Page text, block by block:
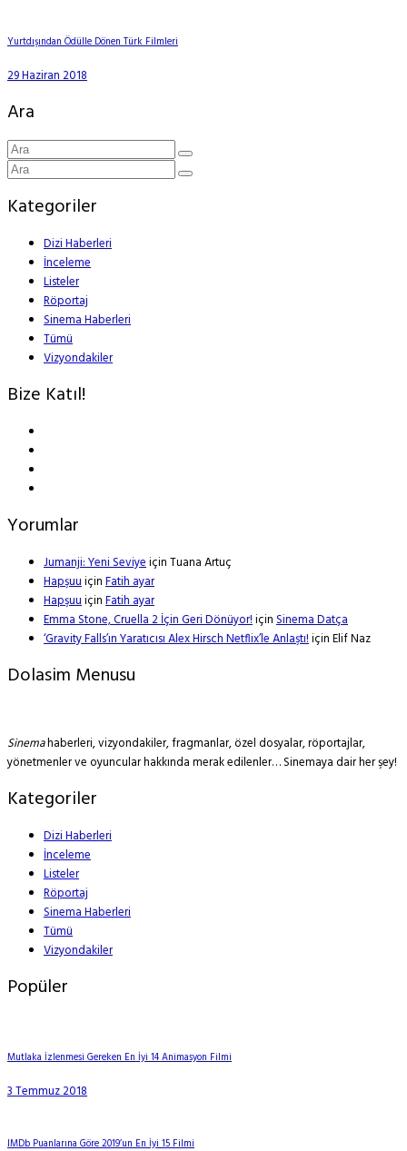
Yurtdışından Ödülle Dönen Türk Filmleri
29 Haziran 2018
Ara
Kategoriler
Dizi Haberleri
İnceleme
Listeler
Röportaj
Sinema Haberleri
Tümü
Vizyondakiler
Bize Katıl!
Yorumlar
Jumanji: Yeni SeviyeiçinTuana Artuç
HapşuuiçinFatih ayar
HapşuuiçinFatih ayar
Emma Stone, Cruella 2 İçin Geri Dönüyor!içinSinema Datça
‘Gravity Falls’ın Yaratıcısı Alex Hirsch Netflix’le Anlaştı!içinElif Naz
Dolasim Menusu
Sinemahaberleri, vizyondakiler, fragmanlar, özel dosyalar, röportajlar,
yönetmenler ve oyuncular hakkında merak edilenler… Sinemaya dair her şey!
Kategoriler
Dizi Haberleri
İnceleme
Listeler
Röportaj
Sinema Haberleri
Tümü
Vizyondakiler
Popüler
Mutlaka İzlenmesi Gereken En İyi 14 Animasyon Filmi
3 Temmuz 2018
IMDb Puanlarına Göre 2019’un En İyi 15 Filmi